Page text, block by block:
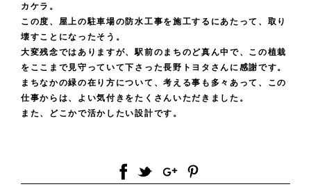
カケラ。
この度、屋上の駐車場の防水工事を施工するにあたって、取り
壊すことになったそう。
大変残念ではありますが、駅前のまちのど真ん中で、この植栽
をここまで見守っていて下さった長野トヨタさんに感謝です。
まちなかの緑の在り方について、考える事も多々あって、この
仕事からは、よい気付きをたくさんいただきました。
また、どこかで活かしたい設計です。